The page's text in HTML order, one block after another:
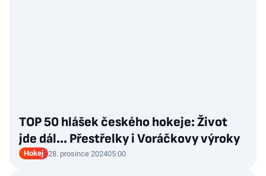
TOP 50 hlášek českého hokeje: Život
jde dál... Přestřelky i Voráčkovy výroky
Hokej 28. prosince 202405:00